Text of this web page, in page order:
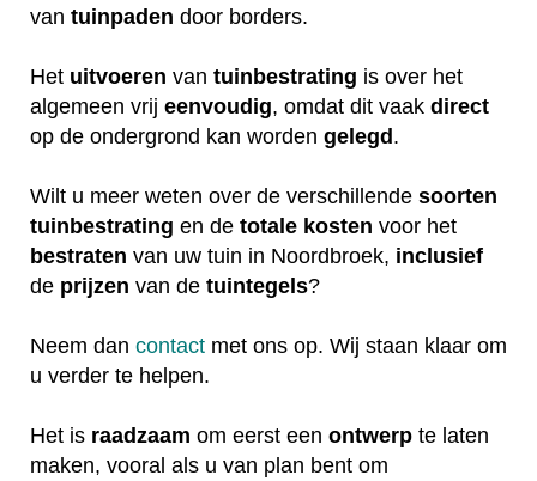
van tuinpaden door borders.
Het uitvoeren van tuinbestrating is over het
algemeen vrij eenvoudig, omdat dit vaak direct
op de ondergrond kan worden gelegd.
Wilt u meer weten over de verschillende soorten
tuinbestrating en de totale kosten voor het
bestraten van uw tuin in Noordbroek, inclusief
de prijzen van de tuintegels?
Neem dan contact met ons op. Wij staan klaar om
u verder te helpen.
Het is raadzaam om eerst een ontwerp te laten
maken, vooral als u van plan bent om